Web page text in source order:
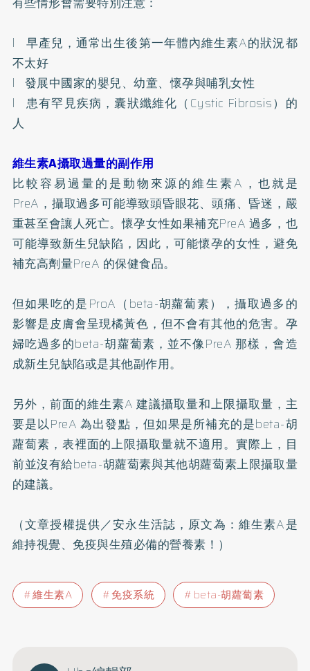
l 早產兒，通常出生後第一年體內維生素A的狀況都
不太好
l 發展中國家的嬰兒、幼童、懷孕與哺乳女性
l 患有罕見疾病，囊狀纖維化（Cystic Fibrosis）的
人
維生素A攝取過量的副作用
比較容易過量的是動物來源的維生素A，也就是
PreA，攝取過多可能導致頭昏眼花、頭痛、昏迷，嚴
重甚至會讓人死亡。懷孕女性如果補充PreA 過多，也
可能導致新生兒缺陷，因此，可能懷孕的女性，避免
補充高劑量PreA 的保健食品。
但如果吃的是ProA（beta-胡蘿蔔素），攝取過多的
影響是皮膚會呈現橘黃色，但不會有其他的危害。孕
婦吃過多的beta-胡蘿蔔素，並不像PreA 那樣，會造
成新生兒缺陷或是其他副作用。
另外，前面的維生素A 建議攝取量和上限攝取量，主
要是以PreA 為出發點，但如果是所補充的是beta-胡
蘿蔔素，表裡面的上限攝取量就不適用。實際上，目
前並沒有給beta-胡蘿蔔素與其他胡蘿蔔素上限攝取量
的建議。
（文章授權提供／安永生活誌，原文為： 維生素A是
維持視覺、免疫與生殖必備的營養素！ ）
維生素A 免疫系統 beta-胡蘿蔔素